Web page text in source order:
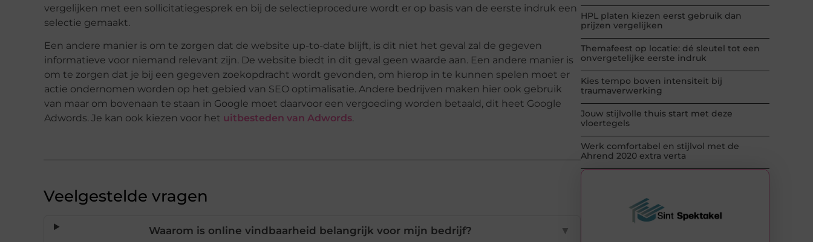
vergelijken met een sollicitatiegesprek en bij de selectieprocedure wordt er op basis van de eerste indruk een
selectie gemaakt.
Een andere manier is om te zorgen dat de website up-to-date blijft, is dit niet het geval zal de gegeven
informatieve voor niemand relevant zijn. De website biedt in dit geval geen waarde aan. Een andere manier is
om te zorgen dat je bij een gegeven zoekopdracht wordt gevonden, om hierop in te kunnen spelen moet er
actie ondernomen worden op het gebied van SEO optimalisatie. Andere bedrijven maken hier ook gebruik
van maar om bovenaan te staan in Google moet daarvoor een vergoeding worden betaald, dit heet Google
Adwords. Je kan ook kiezen voor het uitbesteden van Adwords.
Veelgestelde vragen
Waarom is online vindbaarheid belangrijk voor mijn bedrijf? ▼
HPL platen kiezen eerst gebruik dan
prijzen vergelijken
Themafeest op locatie: dé sleutel tot een
onvergetelijke eerste indruk
Kies tempo boven intensiteit bij
traumaverwerking
Jouw stijlvolle thuis start met deze
vloertegels
Werk comfortabel en stijlvol met de
Ahrend 2020 extra verta